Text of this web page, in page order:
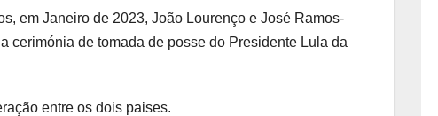
em Janeiro de 2023, João Lourenço e José Ramos-
cerimónia de tomada de posse do Presidente Lula da
entre os dois paises.